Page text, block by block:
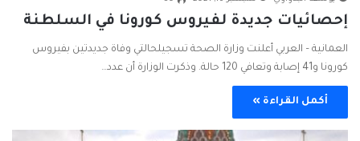
إحصائيات جديدة لفيروس كورونا في السلطنة
العمانية – العربي أعلنت وزارة الصحة تسجيلحالتي وفاة جديدتين بفيروس
كورونا و41 إصابة وتعافي 120 حالة. وذكرت الوزارة أن عدد…
أكمل القراءة »